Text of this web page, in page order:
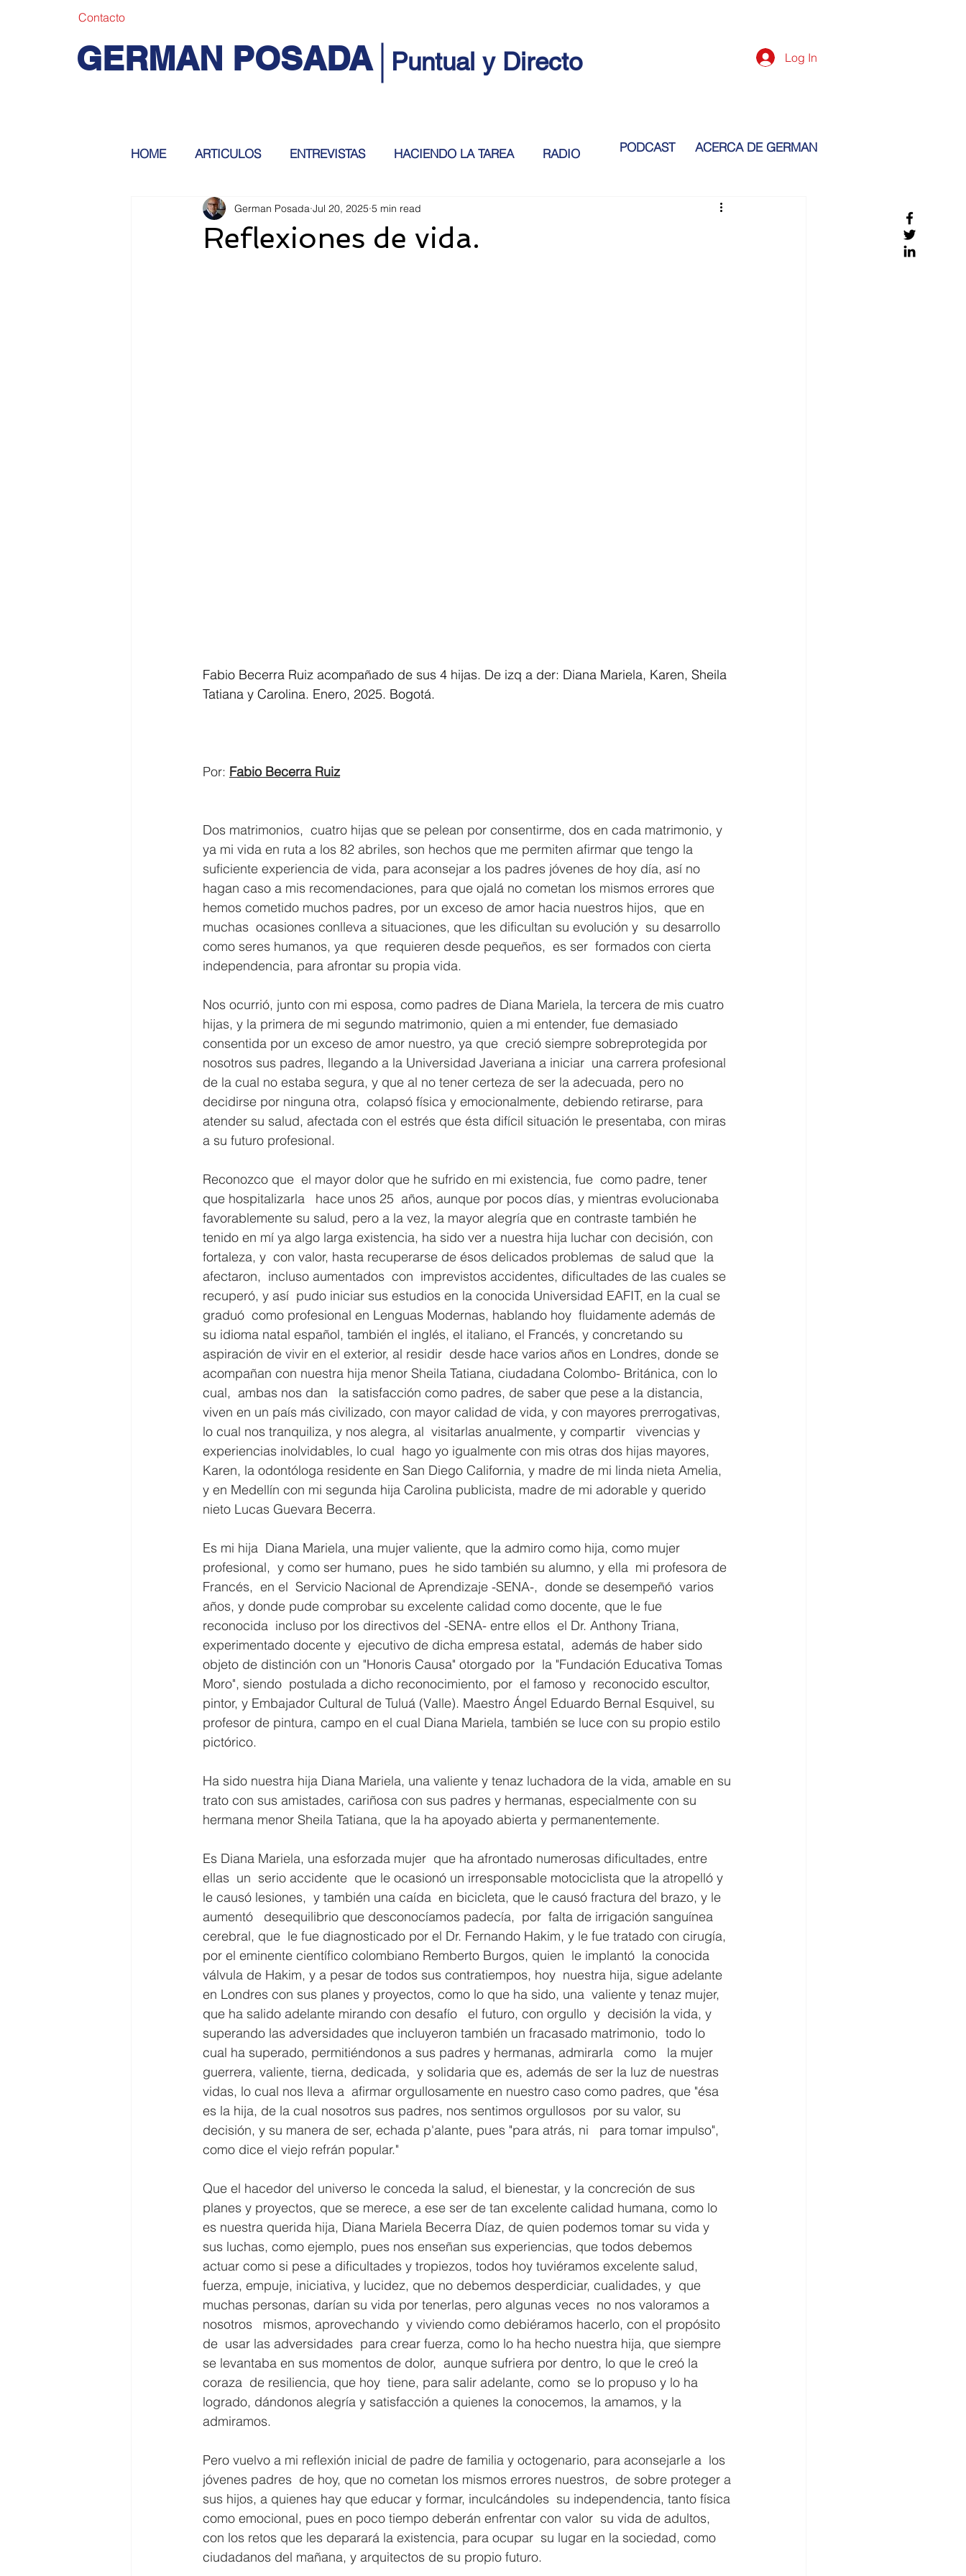
Contacto
Puntual y Directo
GERMAN POSADA Log In
HOME ARTICULOS ENTREVISTAS HACIENDO LA TAREA RADIO
Reflexiones de vida.
German Posada Jul 20, 2025 5 min read
Fabio Becerra Ruiz acompañado de sus 4 hijas. De izq a der: Diana Mariela, Karen, Sheila
Tatiana y Carolina. Enero, 2025. Bogotá.
Por: Fabio Becerra Ruiz
Dos matrimonios,  cuatro hijas que se pelean por consentirme, dos en cada matrimonio, y
ya mi vida en ruta a los 82 abriles, son hechos que me permiten afirmar que tengo la
suficiente experiencia de vida, para aconsejar a los padres jóvenes de hoy día, así no
hagan caso a mis recomendaciones, para que ojalá no cometan los mismos errores que
hemos cometido muchos padres, por un exceso de amor hacia nuestros hijos,  que en
muchas  ocasiones conlleva a situaciones, que les dificultan su evolución y  su desarrollo
como seres humanos, ya  que  requieren desde pequeños,  es ser  formados con cierta
independencia, para afrontar su propia vida.
Nos ocurrió, junto con mi esposa, como padres de Diana Mariela, la tercera de mis cuatro
hijas, y la primera de mi segundo matrimonio, quien a mi entender, fue demasiado
consentida por un exceso de amor nuestro, ya que  creció siempre sobreprotegida por
nosotros sus padres, llegando a la Universidad Javeriana a iniciar  una carrera profesional
de la cual no estaba segura, y que al no tener certeza de ser la adecuada, pero no
decidirse por ninguna otra,  colapsó física y emocionalmente, debiendo retirarse, para
atender su salud, afectada con el estrés que ésta difícil situación le presentaba, con miras
a su futuro profesional.
Reconozco que  el mayor dolor que he sufrido en mi existencia, fue  como padre, tener
que hospitalizarla   hace unos 25  años, aunque por pocos días, y mientras evolucionaba
favorablemente su salud, pero a la vez, la mayor alegría que en contraste también he
tenido en mí ya algo larga existencia, ha sido ver a nuestra hija luchar con decisión, con
fortaleza, y  con valor, hasta recuperarse de ésos delicados problemas  de salud que  la
afectaron,  incluso aumentados  con  imprevistos accidentes, dificultades de las cuales se
recuperó, y así  pudo iniciar sus estudios en la conocida Universidad EAFIT, en la cual se
graduó  como profesional en Lenguas Modernas, hablando hoy  fluidamente además de
su idioma natal español, también el inglés, el italiano, el Francés, y concretando su
aspiración de vivir en el exterior, al residir  desde hace varios años en Londres, donde se
acompañan con nuestra hija menor Sheila Tatiana, ciudadana Colombo- Británica, con lo
cual,  ambas nos dan   la satisfacción como padres, de saber que pese a la distancia,
viven en un país más civilizado, con mayor calidad de vida, y con mayores prerrogativas,
lo cual nos tranquiliza, y nos alegra, al  visitarlas anualmente, y compartir   vivencias y
experiencias inolvidables, lo cual  hago yo igualmente con mis otras dos hijas mayores,
Karen, la odontóloga residente en San Diego California, y madre de mi linda nieta Amelia,
y en Medellín con mi segunda hija Carolina publicista, madre de mi adorable y querido
nieto Lucas Guevara Becerra.
Es mi hija  Diana Mariela, una mujer valiente, que la admiro como hija, como mujer
profesional,  y como ser humano, pues  he sido también su alumno, y ella  mi profesora de
Francés,  en el  Servicio Nacional de Aprendizaje -SENA-,  donde se desempeñó  varios
años, y donde pude comprobar su excelente calidad como docente, que le fue
reconocida  incluso por los directivos del -SENA- entre ellos  el Dr. Anthony Triana,
experimentado docente y  ejecutivo de dicha empresa estatal,  además de haber sido
objeto de distinción con un "Honoris Causa" otorgado por  la "Fundación Educativa Tomas
Moro", siendo  postulada a dicho reconocimiento, por  el famoso y  reconocido escultor,
pintor, y Embajador Cultural de Tuluá (Valle). Maestro Ángel Eduardo Bernal Esquivel, su
profesor de pintura, campo en el cual Diana Mariela, también se luce con su propio estilo
pictórico.
Ha sido nuestra hija Diana Mariela, una valiente y tenaz luchadora de la vida, amable en su
trato con sus amistades, cariñosa con sus padres y hermanas, especialmente con su
hermana menor Sheila Tatiana, que la ha apoyado abierta y permanentemente.
Es Diana Mariela, una esforzada mujer  que ha afrontado numerosas dificultades, entre
ellas  un  serio accidente  que le ocasionó un irresponsable motociclista que la atropelló y
le causó lesiones,  y también una caída  en bicicleta, que le causó fractura del brazo, y le
aumentó   desequilibrio que desconocíamos padecía,  por  falta de irrigación sanguínea
cerebral, que  le fue diagnosticado por el Dr. Fernando Hakim, y le fue tratado con cirugía,
por el eminente científico colombiano Remberto Burgos, quien  le implantó  la conocida
válvula de Hakim, y a pesar de todos sus contratiempos, hoy  nuestra hija, sigue adelante
en Londres con sus planes y proyectos, como lo que ha sido, una  valiente y tenaz mujer,
que ha salido adelante mirando con desafío   el futuro, con orgullo  y  decisión la vida, y
superando las adversidades que incluyeron también un fracasado matrimonio,  todo lo
cual ha superado, permitiéndonos a sus padres y hermanas, admirarla   como   la mujer
guerrera, valiente, tierna, dedicada,  y solidaria que es, además de ser la luz de nuestras
vidas, lo cual nos lleva a  afirmar orgullosamente en nuestro caso como padres, que "ésa
es la hija, de la cual nosotros sus padres, nos sentimos orgullosos  por su valor, su
decisión, y su manera de ser, echada p'alante, pues "para atrás, ni   para tomar impulso",
como dice el viejo refrán popular."
Que el hacedor del universo le conceda la salud, el bienestar, y la concreción de sus
planes y proyectos, que se merece, a ese ser de tan excelente calidad humana, como lo
es nuestra querida hija, Diana Mariela Becerra Díaz, de quien podemos tomar su vida y
sus luchas, como ejemplo, pues nos enseñan sus experiencias, que todos debemos
actuar como si pese a dificultades y tropiezos, todos hoy tuviéramos excelente salud,
fuerza, empuje, iniciativa, y lucidez, que no debemos desperdiciar, cualidades, y  que
muchas personas, darían su vida por tenerlas, pero algunas veces  no nos valoramos a
nosotros   mismos, aprovechando  y viviendo como debiéramos hacerlo, con el propósito
de  usar las adversidades  para crear fuerza, como lo ha hecho nuestra hija, que siempre
se levantaba en sus momentos de dolor,  aunque sufriera por dentro, lo que le creó la
coraza  de resiliencia, que hoy  tiene, para salir adelante, como  se lo propuso y lo ha
logrado, dándonos alegría y satisfacción a quienes la conocemos, la amamos, y la
admiramos.
Pero vuelvo a mi reflexión inicial de padre de familia y octogenario, para aconsejarle a  los
jóvenes padres  de hoy, que no cometan los mismos errores nuestros,  de sobre proteger a
sus hijos, a quienes hay que educar y formar, inculcándoles  su independencia, tanto física
como emocional, pues en poco tiempo deberán enfrentar con valor  su vida de adultos,
con los retos que les deparará la existencia, para ocupar  su lugar en la sociedad, como
ciudadanos del mañana, y arquitectos de su propio futuro.
PODCAST ACERCA DE GERMAN